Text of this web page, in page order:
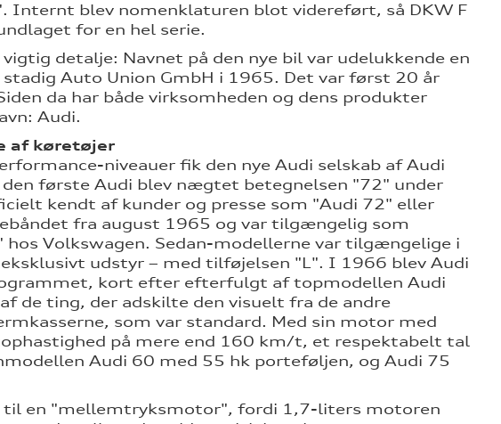
Internt blev nomenklaturen blot videreført, så DKW F
for en hel serie.
detalje: Navnet på den nye bil var udelukkende en
Auto Union GmbH i 1965. Det var først 20 år
da har både virksomheden og dens produkter
Audi.
af køretøjer
niveauer fik den nye Audi selskab af Audi
første Audi blev nægtet betegnelsen "72" under
kendt af kunder og presse som "Audi 72" eller
fra august 1965 og var tilgængelig som
Volkswagen. Sedan-modellerne var tilgængelige i
udstyr – med tilføjelsen "L". I 1966 blev Audi
kort efter efterfulgt af topmodellen Audi
de ting, der adskilte den visuelt fra de andre
som var standard. Med sin motor med
på mere end 160 km/t, et respektabelt tal
Audi 60 med 55 hk porteføljen, og Audi 75
til en "mellemtryksmotor", fordi 1,7-liters motoren